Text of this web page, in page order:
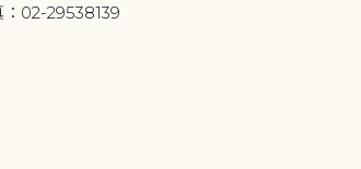
02-29538139